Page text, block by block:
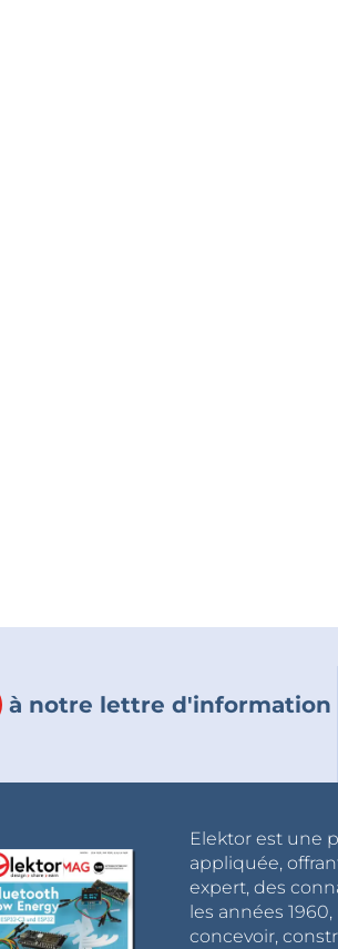
à notre lettre d'information
Elektor est une
appliquée,
expert, des
les années
concevoir,